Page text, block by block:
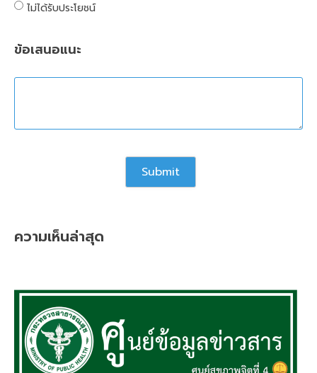
ไม่ได้รับประโยชน์
ข้อเสนอแนะ
ความเห็นล่าสุด